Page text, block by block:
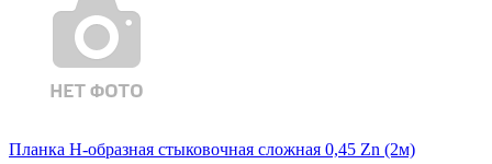
Планка Н-образная стыковочная сложная 0,45 Zn (2м)